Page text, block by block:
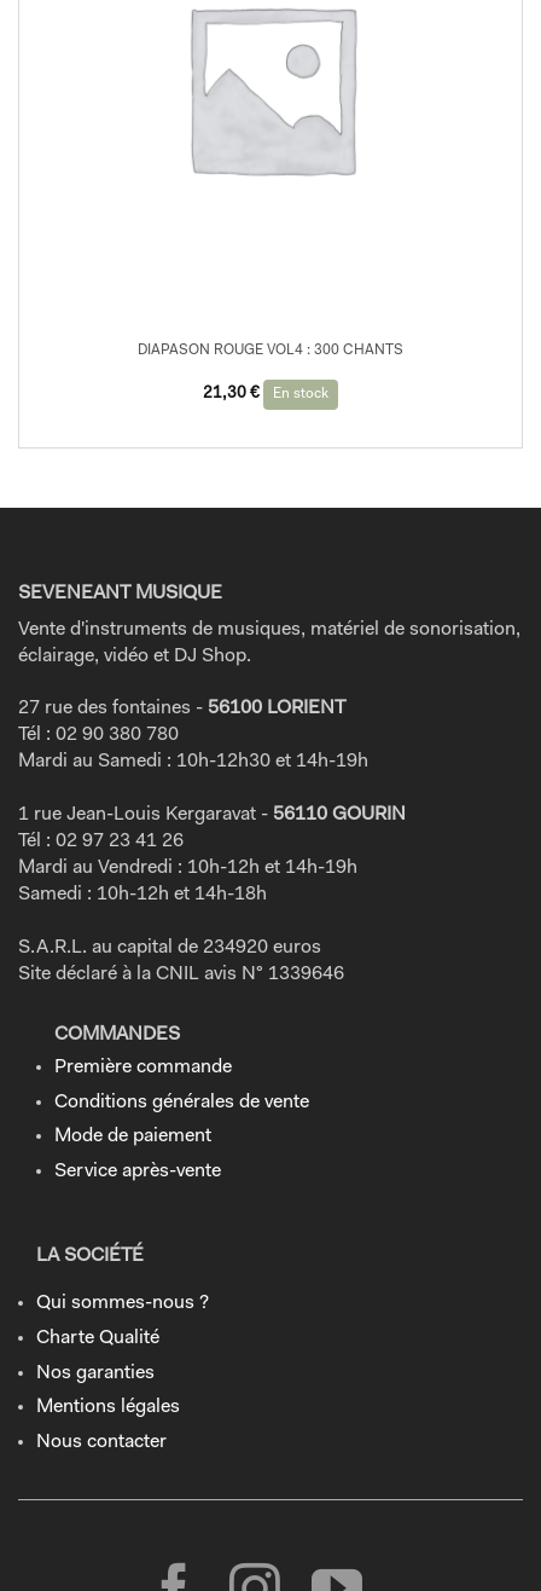
DIAPASON ROUGE VOL4 : 300 CHANTS
21,30 € En stock
SEVENEANT MUSIQUE
Vente d'instruments de musiques, matériel de sonorisation,
éclairage, vidéo et DJ Shop.
27 rue des fontaines - 56100 LORIENT
Tél : 02 90 380 780
Mardi au Samedi : 10h-12h30 et 14h-19h
1 rue Jean-Louis Kergaravat - 56110 GOURIN
Tél : 02 97 23 41 26
Mardi au Vendredi : 10h-12h et 14h-19h
Samedi : 10h-12h et 14h-18h
S.A.R.L. au capital de 234920 euros
Site déclaré à la CNIL avis N° 1339646
COMMANDES
Première commande
Conditions générales de vente
Mode de paiement
Service après-vente
LA SOCIÉTÉ
Qui sommes-nous ?
Charte Qualité
Nos garanties
Mentions légales
Nous contacter